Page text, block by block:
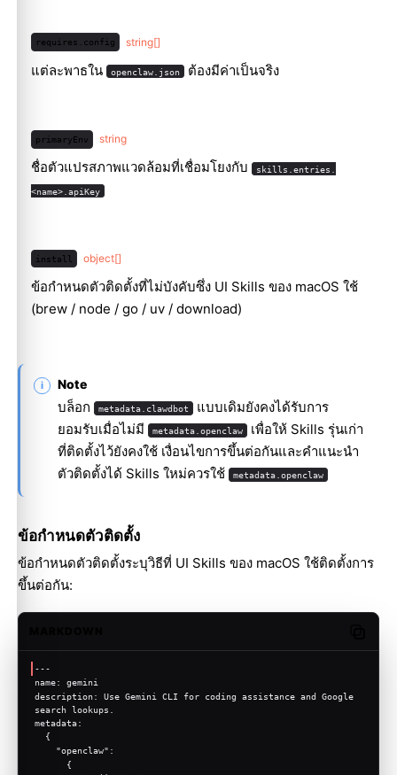
requires.config string[]
แต่ละพาธใน openclaw.json ต้องมีค่าเป็นจริง
primaryEnv string
ชื่อตัวแปรสภาพแวดล้อมที่เชื่อมโยงกับ skills.entries.
<name>.apiKey
install object[]
ข้อกำหนดตัวติดตั้งที่ไม่บังคับซึ่ง UI Skills ของ macOS ใช้
(brew / node / go / uv / download)
Note
บล็อก metadata.clawdbot แบบเดิมยังคงได้รับการ
ยอมรับเมื่อไม่มี
metadata.openclaw เพื่อให้ Skills รุ่นเก่า
ที่ติดตั้งไว้ยังคงใช้ เงื่อนไขการขึ้นต่อกันและคำแนะนำ
ตัวติดตั้งได้ Skills ใหม่ควรใช้
metadata.openclaw
ข้อกำหนดตัวติดตั้ง
ข้อกำหนดตัวติดตั้งระบุวิธีที่ UI Skills ของ macOS ใช้ติดตั้งการ
ขึ้นต่อกัน:
---
name: gemini
description: Use Gemini CLI for coding assistance and Google
search lookups.
metadata:
  {
    "openclaw":
      {